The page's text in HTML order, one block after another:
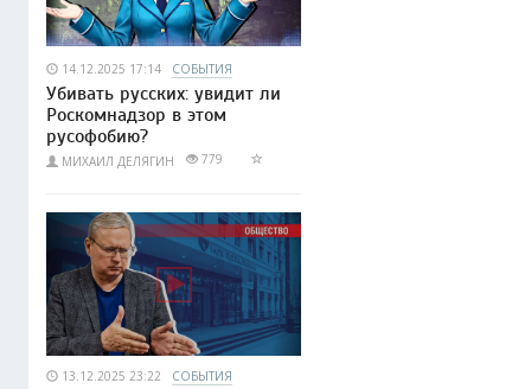
14.12.2025 17:14 СОБЫТИЯ
Убивать русских: увидит ли
Роскомнадзор в этом
русофобию?
МИХАИЛ ДЕЛЯГИН 779
13.12.2025 23:22 СОБЫТИЯ